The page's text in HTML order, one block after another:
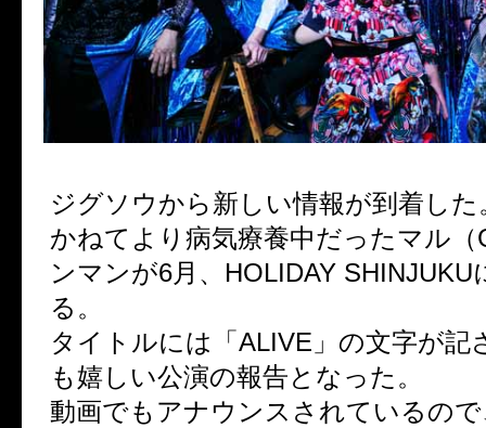
ジグソウから新しい情報が到着した
かねてより病気療養中だったマル（
ンマンが6月、HOLIDAY SHINJUKU
る。
タイトルには「ALIVE」の文字が記
も嬉しい公演の報告となった。
動画でもアナウンスされているの